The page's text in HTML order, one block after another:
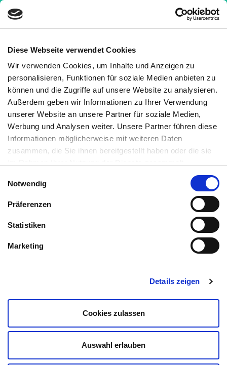
Diese Webseite verwendet Cookies
Wir verwenden Cookies, um Inhalte und Anzeigen zu
personalisieren, Funktionen für soziale Medien anbieten zu
können und die Zugriffe auf unsere Website zu analysieren.
Außerdem geben wir Informationen zu Ihrer Verwendung
unserer Website an unsere Partner für soziale Medien,
Werbung und Analysen weiter. Unsere Partner führen diese
Informationen möglicherweise mit weiteren Daten
zusammen, die Sie ihnen bereitgestellt haben oder die sie
haben. Sie können jederzeit die Cookie-Einstellungen
widerrufen oder ändern:
. Es befindet
sich auch ein Link in der Fußzeile zu den Einstellungen der
Cookies um diese jederzeit widerrufen oder ändern zu
können.
Notwendig
Präferenzen
Statistiken
Marketing
Details zeigen
Cookies zulassen
Auswahl erlauben
Nachrichten »Lupus Erythematodes: Neue
Kriterien verbessern die Diagnose
Lupus Erythematodes: Neue
Kriterien verbessern die
Diagnose
Nachrichten
Zuletzt aktualisiert am 19. März 2020 um 21:01